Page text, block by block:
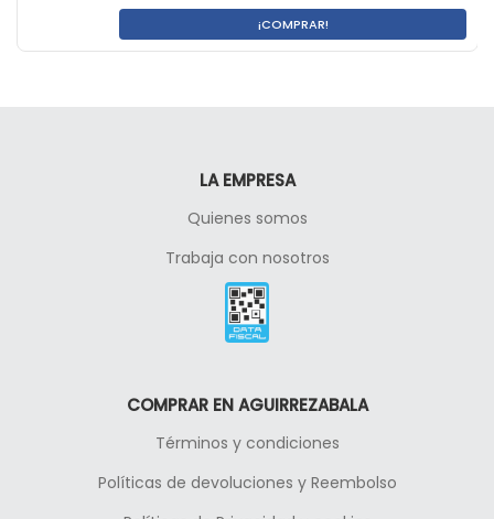
¡COMPRAR!
LA EMPRESA
Quienes somos
Trabaja con nosotros
COMPRAR EN AGUIRREZABALA
Términos y condiciones
Políticas de devoluciones y Reembolso